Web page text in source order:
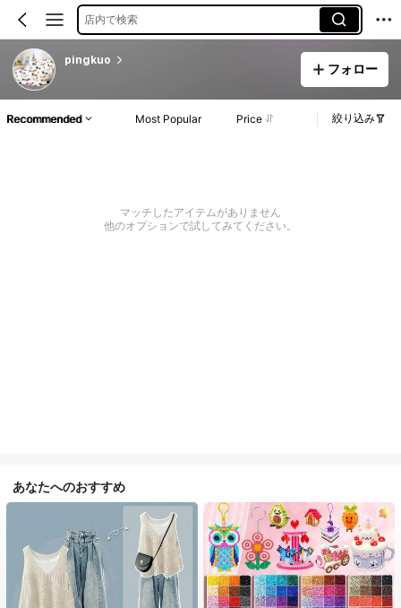
店内で検索
pingkuo
フォロー
Recommended Most Popular Price 絞り込み
マッチしたアイテムがありません
他のオプションで試してみてください。
あなたへのおすすめ